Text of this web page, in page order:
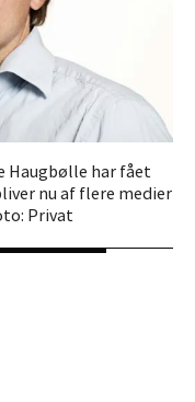
Haugbølle har fået
nu af flere medier
Privat